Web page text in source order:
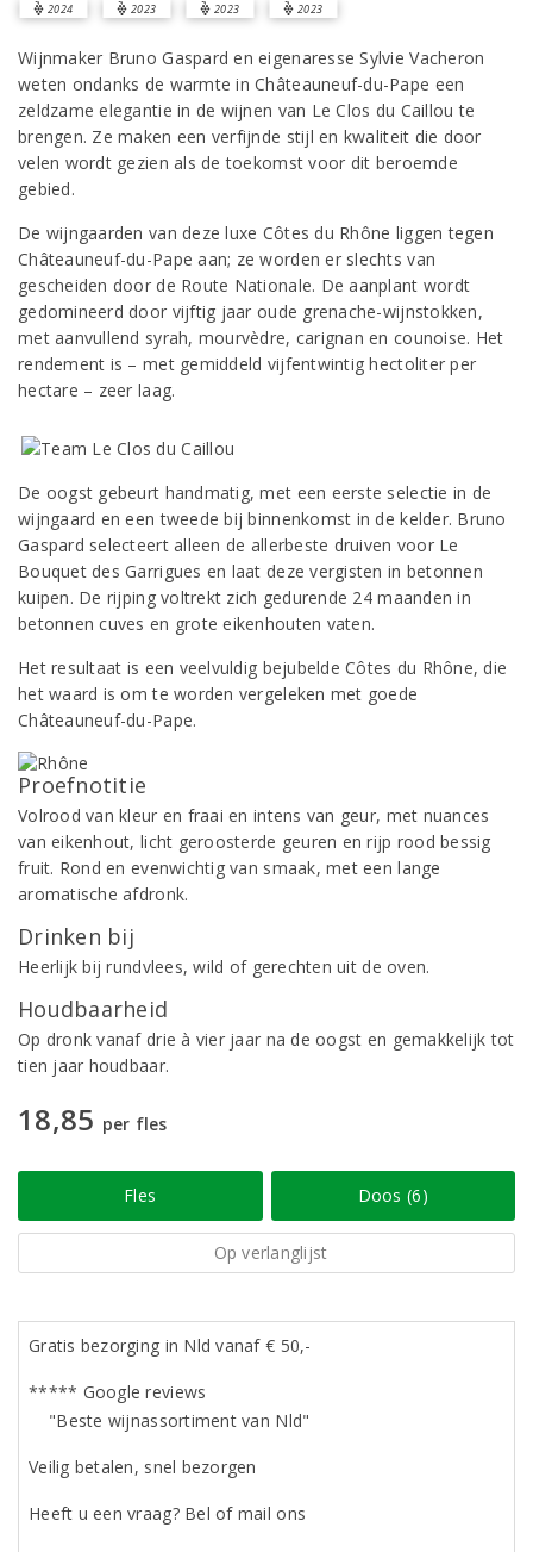
2024 2023 2023 2023
Wijnmaker Bruno Gaspard en eigenaresse Sylvie Vacheron
weten ondanks de warmte in Châteauneuf-du-Pape een
zeldzame elegantie in de wijnen van Le Clos du Caillou te
brengen. Ze maken een verfijnde stijl en kwaliteit die door
velen wordt gezien als de toekomst voor dit beroemde
gebied.
De wijngaarden van deze luxe Côtes du Rhône liggen tegen
Châteauneuf-du-Pape aan; ze worden er slechts van
gescheiden door de Route Nationale. De aanplant wordt
gedomineerd door vijftig jaar oude grenache-wijnstokken,
met aanvullend syrah, mourvèdre, carignan en counoise. Het
rendement is – met gemiddeld vijfentwintig hectoliter per
hectare – zeer laag.
De oogst gebeurt handmatig, met een eerste selectie in de
wijngaard en een tweede bij binnenkomst in de kelder. Bruno
Gaspard selecteert alleen de allerbeste druiven voor Le
Bouquet des Garrigues en laat deze vergisten in betonnen
kuipen. De rijping voltrekt zich gedurende 24 maanden in
betonnen cuves en grote eikenhouten vaten.
Het resultaat is een veelvuldig bejubelde Côtes du Rhône, die
het waard is om te worden vergeleken met goede
Châteauneuf-du-Pape.
Proefnotitie
Volrood van kleur en fraai en intens van geur, met nuances
van eikenhout, licht geroosterde geuren en rijp rood bessig
fruit. Rond en evenwichtig van smaak, met een lange
aromatische afdronk.
Drinken bij
Heerlijk bij rundvlees, wild of gerechten uit de oven.
Houdbaarheid
Op dronk vanaf drie à vier jaar na de oogst en gemakkelijk tot
tien jaar houdbaar.
18,85 per fles
Fles Doos (6)
Op verlanglijst
Gratis bezorging in Nld vanaf € 50,-
***** Google reviews
"Beste wijnassortiment van Nld"
Veilig betalen, snel bezorgen
Heeft u een vraag? Bel of mail ons